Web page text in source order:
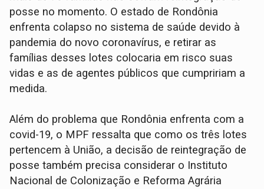
posse no momento. O estado de Rondônia
enfrenta colapso no sistema de saúde devido à
pandemia do novo coronavírus, e retirar as
famílias desses lotes colocaria em risco suas
vidas e as de agentes públicos que cumpririam a
medida.
Além do problema que Rondônia enfrenta com a
covid-19, o MPF ressalta que como os três lotes
pertencem à União, a decisão de reintegração de
posse também precisa considerar o Instituto
Nacional de Colonização e Reforma Agrária